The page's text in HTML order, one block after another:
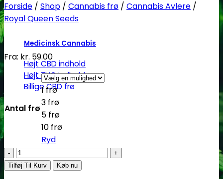
Medicinsk Cannabis
Højt CBD indhold
Højt THC indhold
Billige CBD frø
Forside / Shop / Cannabis frø / Cannabis Avlere /
Royal Queen Seeds
Fra: kr. 59.00
Antal frø
1 frø
3 frø
5 frø
10 frø
Ryd
Dance
World
Tilføj Til Kurv Køb nu